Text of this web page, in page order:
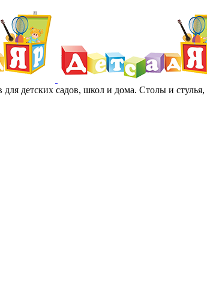
для детских садов, школ и дома. Столы и